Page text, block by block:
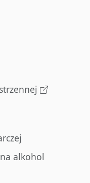
alkohol